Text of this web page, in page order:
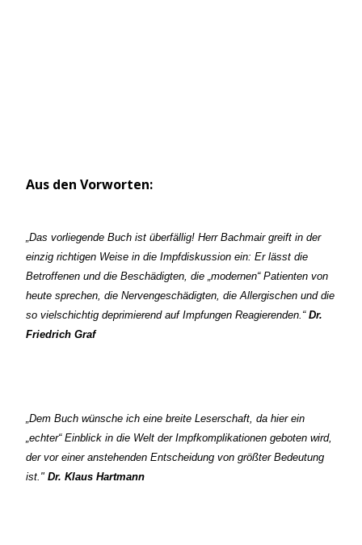
Aus den Vorworten:
„Das vorliegende Buch ist überfällig! Herr Bachmair greift in der
einzig richtigen Weise in die Impfdiskussion ein: Er lässt die
Betroffenen und die Beschädigten, die „modernen“ Patienten von
heute sprechen, die Nervengeschädigten, die Allergischen und die
so vielschichtig deprimierend auf Impfungen Reagierenden.“ Dr.
Friedrich Graf
„Dem Buch wünsche ich eine breite Leserschaft, da hier ein
„echter“ Einblick in die Welt der Impfkomplikationen geboten wird,
der vor einer anstehenden Entscheidung von größter Bedeutung
ist." Dr. Klaus Hartmann